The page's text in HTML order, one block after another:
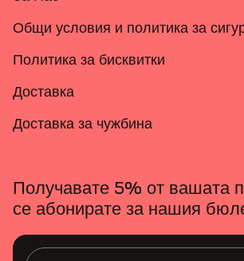
Общи условия и политика за
Политика за бисквитки
Доставка
Доставка за чужбина
Получавате 5% от вашата
се абонирате за нашия